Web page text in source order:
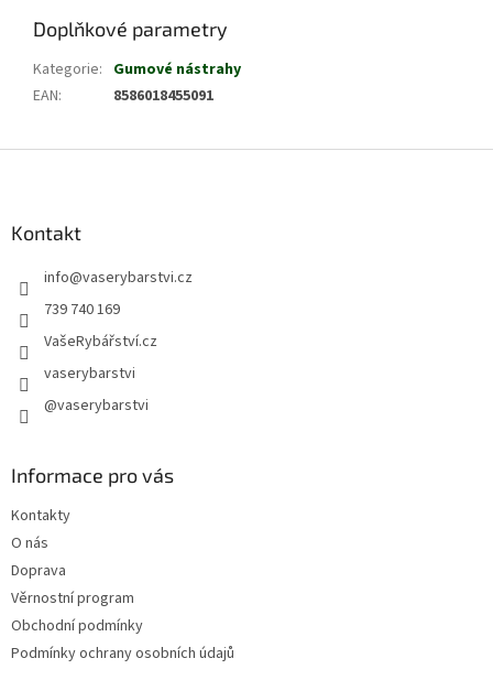
Doplňkové parametry
Kategorie: Gumové nástrahy
EAN: 8586018455091
Kontakt
info@vaserybarstvi.cz
739 740 169
VašeRybářství.cz
vaserybarstvi
@vaserybarstvi
Informace pro vás
Kontakty
O nás
Doprava
Věrnostní program
Obchodní podmínky
Podmínky ochrany osobních údajů